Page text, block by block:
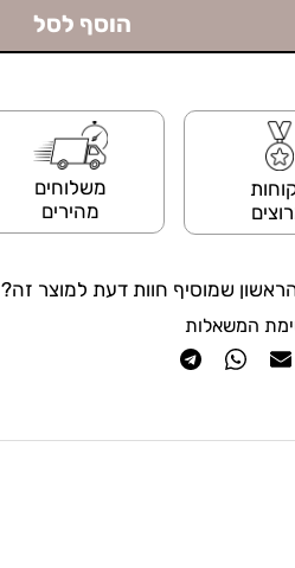
הוסף לסל
משלוחים
מהירים
שמוסיף חוות דעת למוצר זה?
המשאלות